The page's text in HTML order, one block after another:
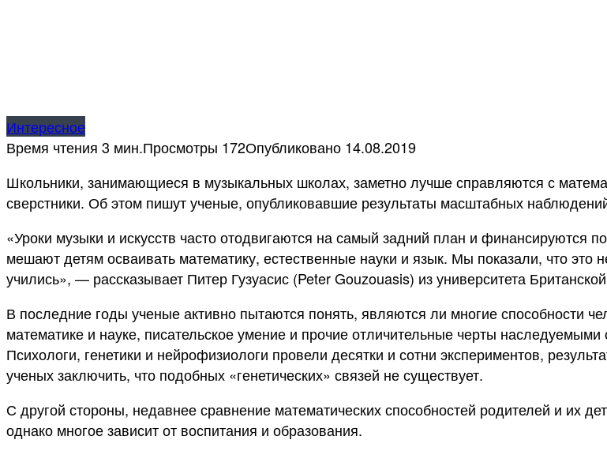
Интересное
Время чтения 3 мин.Просмотры 172Опубликовано 14.08.2019
Школьники, занимающиеся в музыкальных школах, заметно лучше справляются с
сверстники. Об этом пишут ученые, опубликовавшие результаты масштабных
«Уроки музыки и искусств часто отодвигаются на самый задний план и финансируются
мешают детям осваивать математику, естественные науки и язык. Мы показали, что
учились», — рассказывает Питер Гузуасис (Peter Gouzouasis) из университета
В последние годы ученые активно пытаются понять, являются ли многие способности
математике и науке, писательское умение и прочие отличительные черты наследуемыми
Психологи, генетики и нейрофизиологи провели десятки и сотни экспериментов,
ученых заключить, что подобных «генетических» связей не существует.
С другой стороны, недавнее сравнение математических способностей родителей и их
однако многое зависит от воспитания и образования.